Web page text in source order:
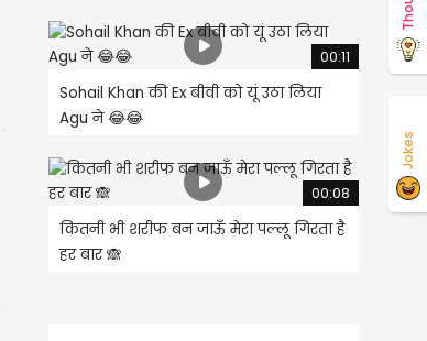
00:11
Sohail Khan की Ex बीवी को यूं उठा लिया
Agu ने 😂😂
00:08
कितनी भी शरीफ बन जाऊँ मेरा पल्लू गिरता है
हर बार 🙈
Jokes